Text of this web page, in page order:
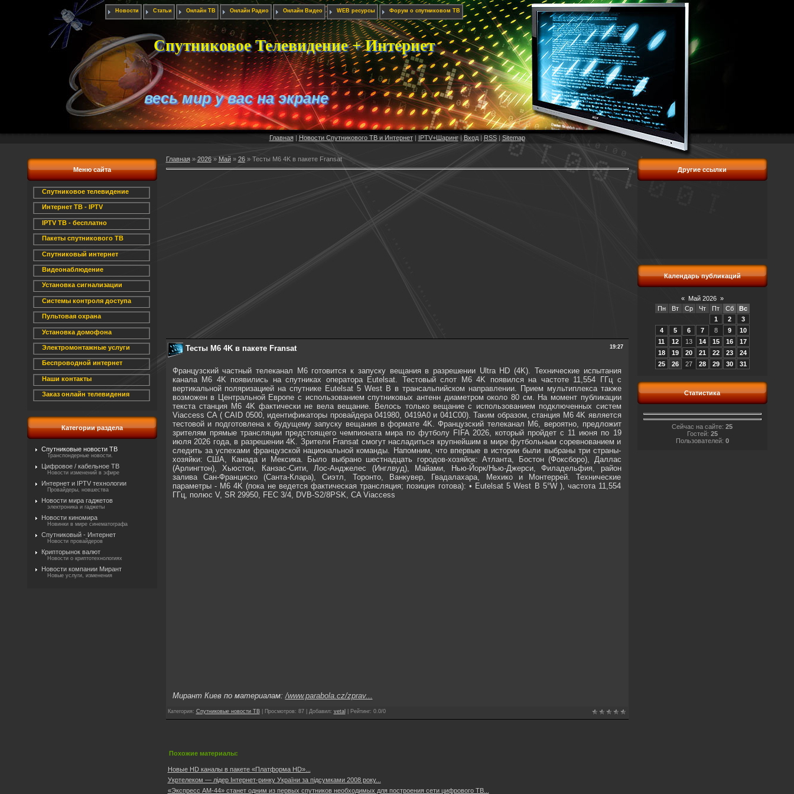
Новости Статьи Онлайн ТВ Онлайн Радио Онлайн Видео WEB ресурсы Форум о спутниковом ТВ
Спутниковое Телевидение + Интернет
весь мир у вас на экране
Главная| Новости Спутникового ТВ и Интернет| IPTV+Шаринг| Вход| RSS| Sitemap
Меню сайта
Спутниковое телевидение
Интернет ТВ - IPTV
IPTV ТВ - бесплатно
Пакеты спутникового ТВ
Спутниковый интернет
Видеонаблюдение
Установка сигнализации
Системы контроля доступа
Пультовая охрана
Установка домофона
Электромонтажные услуги
Беспроводной интернет
Наши контакты
Заказ онлайн телевидения
Категории раздела
Спутниковые новости ТВ
Транспондерные новости.
Цифровое / кабельное ТВ
Новости изменений в эфире
Интернет и IPTV технологии
Провайдеры, новшества
Новости мира гаджетов
электроника и гаджеты
Новости киномира
Новинки в мире синематографа
Спутниковый - Интернет
Новости провайдеров
Крипторынок валют
Новости о криптотехнологиях
Новости компании Мирант
Новые услуги, изменения
Главная» 2026 » Май » 26» Тесты M6 4K в пакете Fransat
19:27
Тесты M6 4K в пакете Fransat
Французский частный телеканал M6 готовится к запуску вещания в разрешении Ultra HD (4K). Технические испытания
канала M6 4K появились на спутниках оператора Eutelsat. Тестовый слот M6 ​​4K появился на частоте 11,554 ГГц с
вертикальной поляризацией на спутнике Eutelsat 5 West B в трансальпийском направлении. Прием мультиплекса также
возможен в Центральной Европе с использованием спутниковых антенн диаметром около 80 см. На момент публикации
текста станция M6 ​​4K фактически не вела вещание. Велось только вещание с использованием подключенных систем
Viaccess CA ( CAID 0500, идентификаторы провайдера 041980, 0419A0 и 041C00). Таким образом, станция M6 ​​4K является
тестовой и подготовлена ​​к будущему запуску вещания в формате 4K. Французский телеканал M6, вероятно, предложит
зрителям прямые трансляции предстоящего чемпионата мира по футболу FIFA 2026, который пройдет с 11 июня по 19
июля 2026 года, в разрешении 4K. Зрители Fransat смогут насладиться крупнейшим в мире футбольным соревнованием и
следить за успехами французской национальной команды. Напомним, что впервые в истории были выбраны три страны-
хозяйки: США, Канада и Мексика. Было выбрано шестнадцать городов-хозяйок: Атланта, Бостон (Фоксборо), Даллас
(Арлингтон), Хьюстон, Канзас-Сити, Лос-Анджелес (Инглвуд), Майами, Нью-Йорк/Нью-Джерси, Филадельфия, район
залива Сан-Франциско (Санта-Клара), Сиэтл, Торонто, Ванкувер, Гвадалахара, Мехико и Монтеррей. Технические
параметры - M6 4K (пока не ведется фактическая трансляция; позиция готова): • Eutelsat 5 West B 5°W ), частота 11,554
ГГц, полюс V, SR 29950, FEC 3/4, DVB-S2/8PSK, CA Viaccess
Мирант Киев по материалам: /www.parabola.cz/zprav...
Категория: Спутниковые новости ТВ| Просмотров: 87| Добавил: vetal Рейтинг: 0.0/0
Похожие материалы:
Новые HD каналы в пакете «Платформа HD»...
Укртелеком — лідер Інтернет-ринку України за підсумками 2008 року...
«Экспресс АМ-44» станет одним из первых спутников необходимых для построения сети цифрового TB...
Другие ссылки
Календарь публикаций
« Май 2026 »
Пн
Вт Ср Чт Пт Сб
Вс
1
2
3
4
5 6 7 8 9
10
11
12 13 14 15 16
17
18
19 20 21 22 23
24
25
26 27 28 29 30 31
Статистика
Сейчас на сайте: 25
Гостей: 25
Пользователей: 0